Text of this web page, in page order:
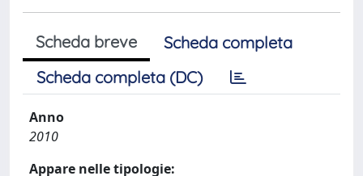
Scheda breve
Scheda completa
Scheda completa (DC)
Anno
2010
Appare nelle tipologie: